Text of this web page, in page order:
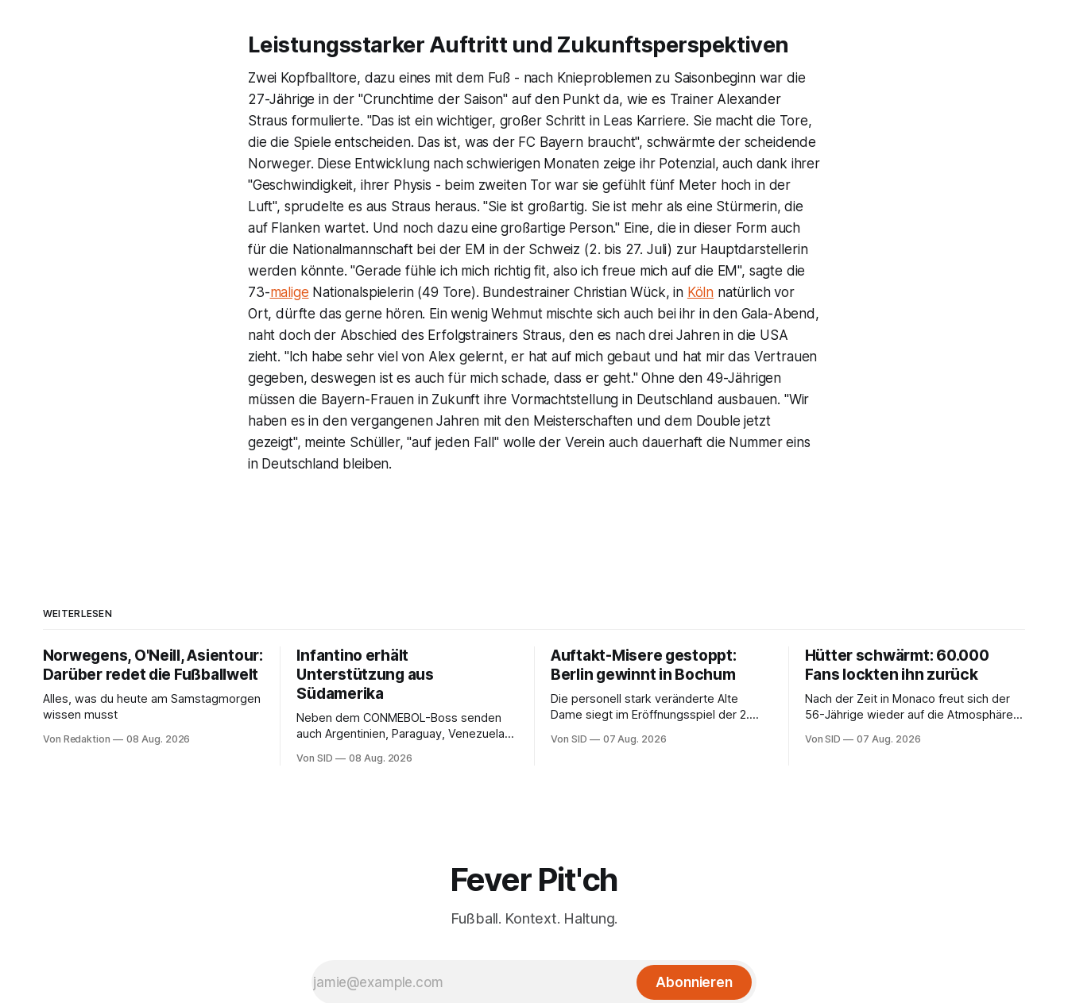
Leistungsstarker Auftritt und Zukunftsperspektiven
Zwei Kopfballtore, dazu eines mit dem Fuß - nach Knieproblemen zu Saisonbeginn war die
27-Jährige in der "Crunchtime der Saison" auf den Punkt da, wie es Trainer Alexander
Straus formulierte. "Das ist ein wichtiger, großer Schritt in Leas Karriere. Sie macht die Tore,
die die Spiele entscheiden. Das ist, was der FC Bayern braucht", schwärmte der scheidende
Norweger. Diese Entwicklung nach schwierigen Monaten zeige ihr Potenzial, auch dank ihrer
"Geschwindigkeit, ihrer Physis - beim zweiten Tor war sie gefühlt fünf Meter hoch in der
Luft", sprudelte es aus Straus heraus. "Sie ist großartig. Sie ist mehr als eine Stürmerin, die
auf Flanken wartet. Und noch dazu eine großartige Person." Eine, die in dieser Form auch
für die Nationalmannschaft bei der EM in der Schweiz (2. bis 27. Juli) zur Hauptdarstellerin
werden könnte. "Gerade fühle ich mich richtig fit, also ich freue mich auf die EM", sagte die
73-malige Nationalspielerin (49 Tore). Bundestrainer Christian Wück, in Köln natürlich vor
Ort, dürfte das gerne hören. Ein wenig Wehmut mischte sich auch bei ihr in den Gala-Abend,
naht doch der Abschied des Erfolgstrainers Straus, den es nach drei Jahren in die USA
zieht. "Ich habe sehr viel von Alex gelernt, er hat auf mich gebaut und hat mir das Vertrauen
gegeben, deswegen ist es auch für mich schade, dass er geht." Ohne den 49-Jährigen
müssen die Bayern-Frauen in Zukunft ihre Vormachtstellung in Deutschland ausbauen. "Wir
haben es in den vergangenen Jahren mit den Meisterschaften und dem Double jetzt
gezeigt", meinte Schüller, "auf jeden Fall" wolle der Verein auch dauerhaft die Nummer eins
in Deutschland bleiben.
WEITERLESEN
Norwegens, O'Neill, Asientour:
Darüber redet die Fußballwelt
Alles, was du heute am Samstagmorgen
wissen musst
Von Redaktion 08 Aug. 2026
Infantino erhält
Unterstützung aus
Südamerika
Neben dem CONMEBOL-Boss senden
auch Argentinien, Paraguay, Venezuela
Von SID 08 Aug. 2026
Auftakt-Misere gestoppt:
Berlin gewinnt in Bochum
Die personell stark veränderte Alte
Dame siegt im Eröffnungsspiel der 2.
Von SID 07 Aug. 2026
Hütter schwärmt: 60.000
Fans lockten ihn zurück
Nach der Zeit in Monaco freut sich der
56-Jährige wieder auf die Atmosphäre in
Von SID 07 Aug. 2026
Fever Pit'ch
Fußball. Kontext. Haltung.
Abonnieren